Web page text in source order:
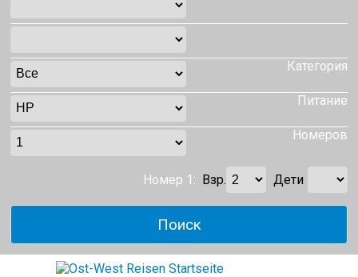
Категория
Питание
Номеров
Номер 1: Взр. Дети